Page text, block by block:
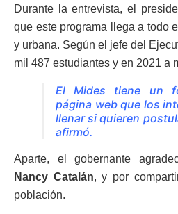
Durante la entrevista, el
que este programa llega a todo
y urbana. Según el jefe del
mil 487 estudiantes y en 2021 a
El Mides tiene un
página web que los
llenar si quieren
afirmó.
Aparte, el gobernante
Nancy Catalán, y por
población.